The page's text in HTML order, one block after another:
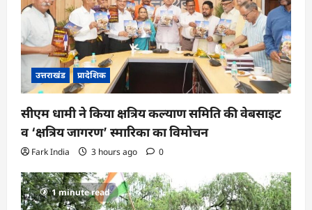
i
o
n
उत्तराखंड प्रादेशिक
सीएम धामी ने किया क्षत्रिय कल्याण समिति की वेबसाइट
व ‘क्षत्रिय जागरण’ स्मारिका का विमोचन
Fark India 3 hours ago 0
1 minute read